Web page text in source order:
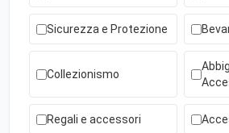
Sicurezza e Protezione
Collezionismo
Regali e accessori